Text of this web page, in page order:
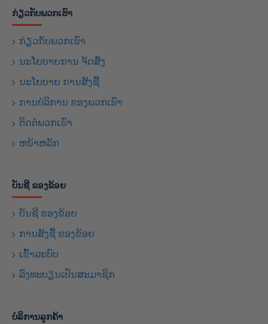
ກ່ຽວກັບພວກເຮົາ
ກ່ຽວກັບພວກເຮົາ
ນະໂຍບາຍການ ຈັດສົ່ງ
ນະໂຍບາຍ ການສັງຊື້
ການບໍລິການ ຂອງພວກເຮົາ
ຕິດຕໍ່ພວກເຮົາ
ຫນ້າຫລັກ
ບັນຊີ ຂອງຂ້ອຍ
ບັນຊີ ຂອງຂ້ອຍ
ການສັງຊື້ ຂອງຂ້ອຍ
ເຂົ້າລະບົບ
ລົງທະບຽນເປັນສະມາຊິກ
ບໍລິການລູກຄ້າ